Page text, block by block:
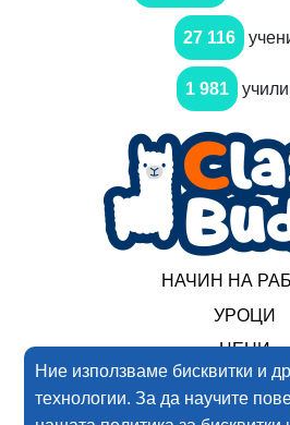
Ние използваме бисквитки и
технологии. За да научите
27 116
1 981
НАЧИН НА
УРОЦИ
ЦЕНИ
2017-2025 Нимеро ООД.